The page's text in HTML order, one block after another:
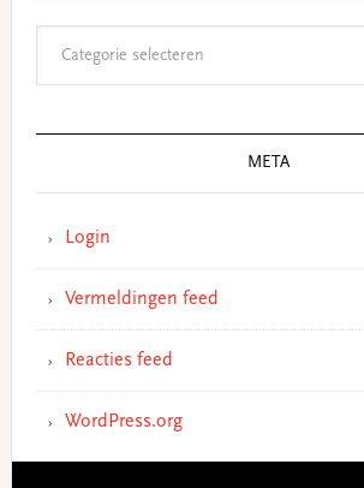
META
Login
Vermeldingen feed
Reacties feed
WordPress.org